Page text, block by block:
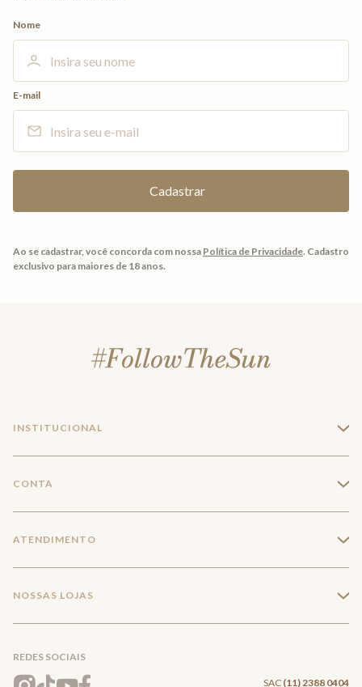
Nome
E-mail
Ao se cadastrar, você concorda com nossa Política de Privacidade. Cadastro
exclusivo para maiores de 18 anos.
INSTITUCIONAL +
Trabalhe conosco
Mapa do Site
CONTA +
Meus pedidos
Wishlist
ATENDIMENTO +
Entrega e Frete
NOSSAS LOJAS +
REDES SOCIAIS
SAC (11) 2388 0404